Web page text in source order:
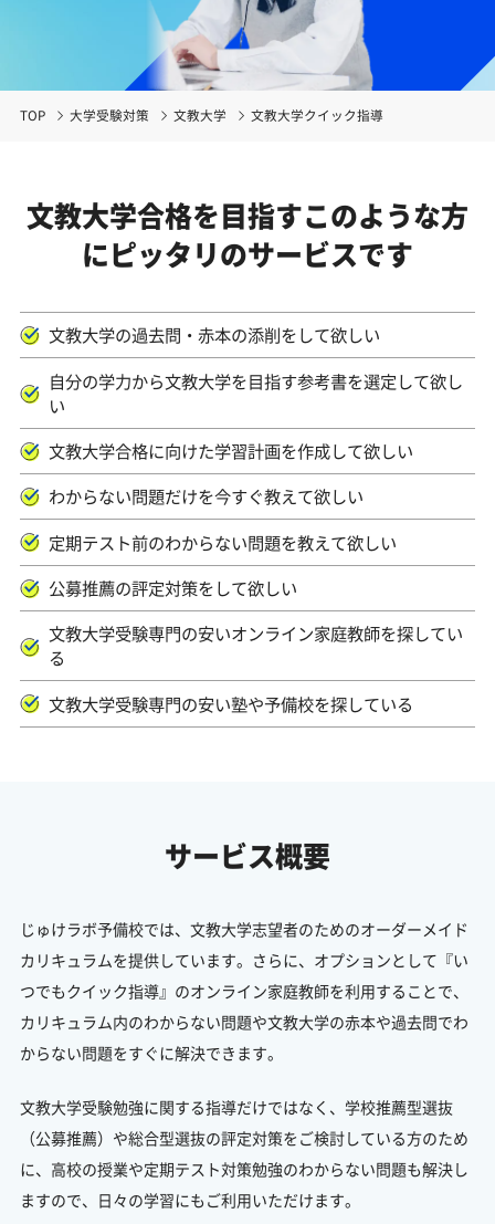
TOP 大学受験対策 文教大学 文教大学クイック指導
文教大学合格を目指すこのような方
にピッタリのサービスです
文教大学の過去問・赤本の添削をして欲しい
自分の学力から文教大学を目指す参考書を選定して欲し
い
文教大学合格に向けた学習計画を作成して欲しい
わからない問題だけを今すぐ教えて欲しい
定期テスト前のわからない問題を教えて欲しい
公募推薦の評定対策をして欲しい
文教大学受験専門の安いオンライン家庭教師を探してい
る
文教大学受験専門の安い塾や予備校を探している
サービス概要
じゅけラボ予備校では、文教大学志望者のためのオーダーメイド
カリキュラムを提供しています。さらに、オプションとして『い
つでもクイック指導』のオンライン家庭教師を利用することで、
カリキュラム内のわからない問題や文教大学の赤本や過去問でわ
からない問題をすぐに解決できます。
文教大学受験勉強に関する指導だけではなく、学校推薦型選抜
（公募推薦）や総合型選抜の評定対策をご検討している方のため
に、高校の授業や定期テスト対策勉強のわからない問題も解決し
ますので、日々の学習にもご利用いただけます。